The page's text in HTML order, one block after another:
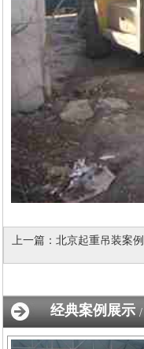
上一篇： 北京起重吊装案例
经典案例展示 /